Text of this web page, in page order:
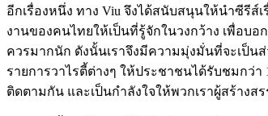
อีกเรื่องหนึ่ง ทาง Viu จึงได้สนับสนุนให้นำซีรี
งานของคนไทยให้เป็นที่รู้จักในวงกว้าง เพื่อบ
ควรมากนัก ดังนั้นเราจึงมีความมุ่งมั่นที่จะเป็น
รายการวาไรตี้ต่างๆ ให้ประชาชนได้รับชมกว่
ติดตามกัน และเป็นกำลังใจให้พวกเราผู้สร้า